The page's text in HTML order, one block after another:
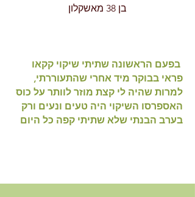
בן 38 מאשקלון
בפעם הראשונה שתיתי ​שיקוי קקאו
פראי בבוקר מיד אחרי שהתעוררתי,
למרות שהיה לי קצת מוזר לוותר על כוס
האספרסו השיקוי היה טעים ונעים ורק
בערב הבנתי שלא שתיתי קפה כל היום